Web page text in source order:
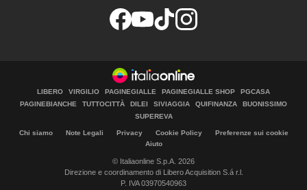
LIBERO VIRGILIO PAGINEGIALLE PAGINEGIALLE SHOP
PGCASA
PAGINEBIANCHE
TUTTOCITTÀ DILEI SIVIAGGIA QUIFINANZA
BUONISSIMO
SUPEREVA
Chi siamo Note Legali Privacy Cookie Policy
Preferenze sui cookie
Aiuto
© Italiaonline S.p.A. 2026
Direzione e coordinamento di Libero Acquisition S.á r.l.
P. IVA 03970540963